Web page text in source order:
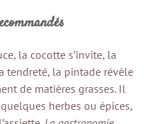
la cocotte s’invite, la
tendreté, la pintade révèle
de matières grasses. Il
herbes ou épices,